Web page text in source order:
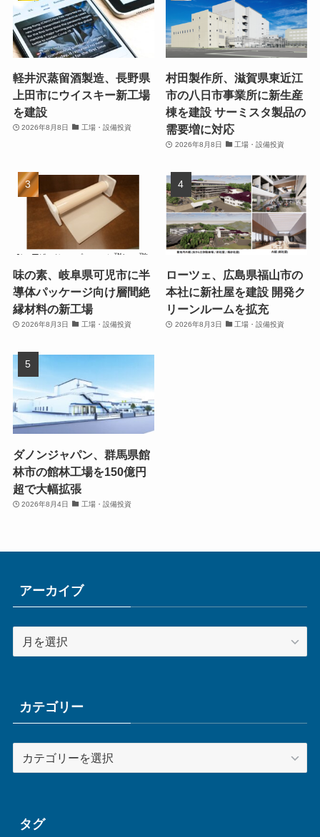
軽井沢蒸留酒製造、長野県
上田市にウイスキー新工場
を建設
2026年8月8日 工場・設備投資
村田製作所、滋賀県東近江
市の八日市事業所に新生産
棟を建設 サーミスタ製品の
需要増に対応
2026年8月8日 工場・設備投資
味の素、岐阜県可児市に半
導体パッケージ向け層間絶
縁材料の新工場
2026年8月3日 工場・設備投資
ローツェ、広島県福山市の
本社に新社屋を建設 開発ク
リーンルームを拡充
2026年8月3日 工場・設備投資
ダノンジャパン、群馬県館
林市の館林工場を150億円
超で大幅拡張
2026年8月4日 工場・設備投資
アーカイブ
ー
ブカテゴリー
テ
ータグ